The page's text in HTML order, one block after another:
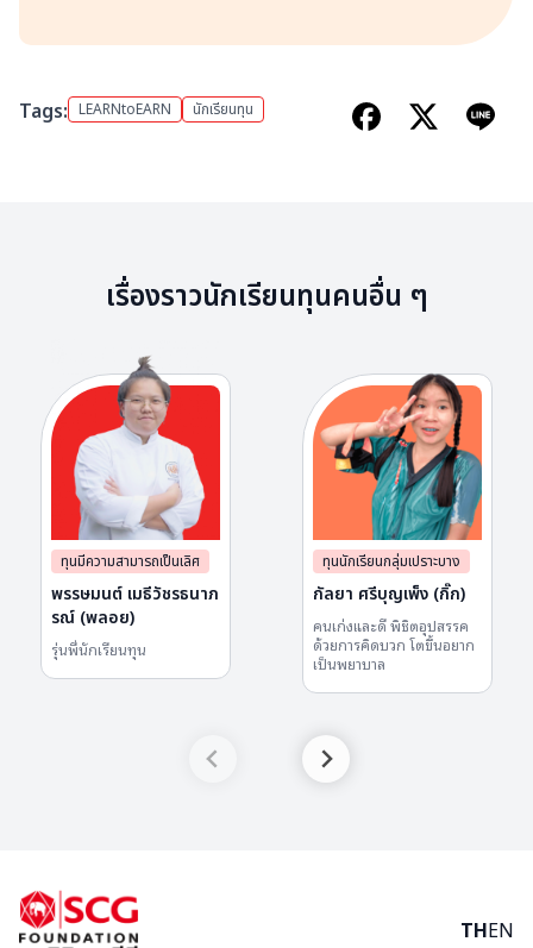
Tags: LEARNtoEARN นักเรียนทุน
เรื่องราวนักเรียนทุนคนอื่น ๆ
ทุนมีความสามารถเป็นเลิศ
พรรษมนต์ เมธีวัชรธนาภ
รณ์ (พลอย)
รุ่นพี่นักเรียนทุน
ทุนนักเรียนกลุ่มเปราะบาง
กัลยา ศรีบุญเพ็ง (กิ๊ก)
คนเก่งและดี พิชิตอุปสรรค
ด้วยการคิดบวก โตขึ้นอยาก
เป็นพยาบาล
THEN